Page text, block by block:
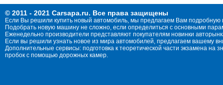
© 2011 - 2021 Carsapa.ru. Все права защищены
Если Вы решили купить новый автомобиль, мы предлагаем Вам
Подобрать новую машину не сложно, если определиться с основными
Еженедельно производители представляют покупателям новинки
Если вы решили узнать новое из мира автомобилей, предлагаем вашему
Дополнительные сервисы: подготовка к теоретической части экзамена
пробок с помощью дорожных камер.